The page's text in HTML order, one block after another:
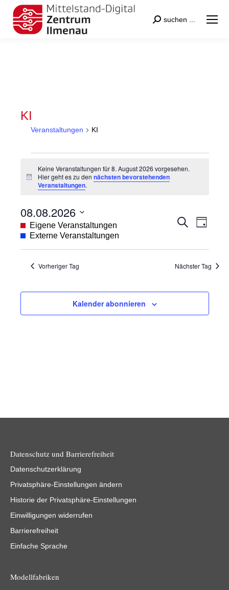
Search:
suchen ...
KI
Veranstaltungen KI
für
August
2026
Hinweis
Keine Veranstaltungen für 8. August 2026 vorgesehen.
Hier geht es zu dennächsten bevorstehenden
Veranstaltungen.
und
Suche
Tag
08.08.2026
Datum
wählen.
Eigene Veranstaltungen
Externe Veranstaltungen
Vorheriger Tag Nächster Tag
Kalender abonnieren
Datenschutz und Barrierefreiheit
Datenschutzerklärung
Privatsphäre-Einstellungen ändern
Historie der Privatsphäre-Einstellungen
Einwilligungen widerrufen
Barrierefreiheit
Einfache Sprache
Modellfabriken